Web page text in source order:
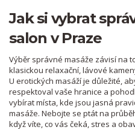
Jak si vybrat
salon v Praze
Výběr správné masáže závisí na
klasickou relaxační, lávové
U erotických masáží je důležité,
respektoval vaše hranice a
vybírat místa, kde jsou jasná
masáže. Nebojte se ptát na
když víte, co vás čeká, stres a